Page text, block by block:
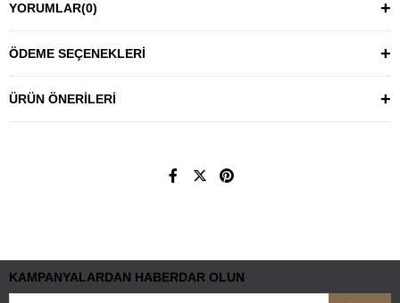
YORUMLAR(0)
ÖDEME SEÇENEKLERI
ÜRÜN ÖNERILERI
KAMPANYALARDAN HABERDAR OLUN